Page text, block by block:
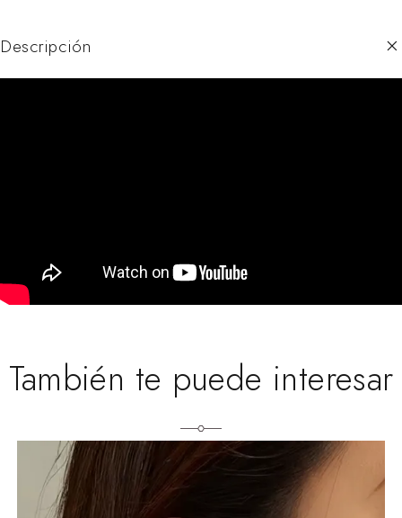
Descripción
También te puede interesar